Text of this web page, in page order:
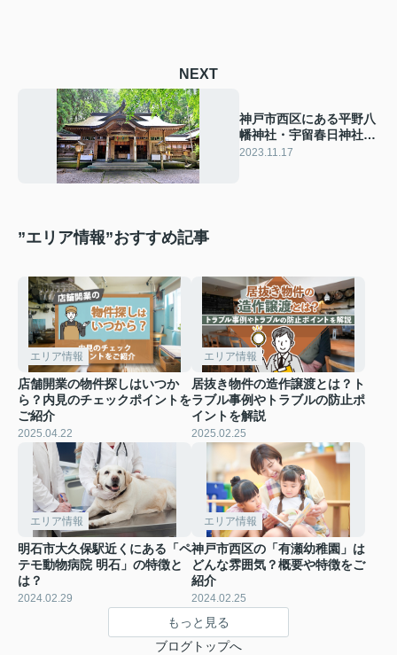
NEXT
神戸市西区にある平野八
幡神社・宇留春日神社に
ついてご紹介！
2023.11.17
”エリア情報”おすすめ記事
エリア情報
店舗開業の物件探しはいつか
ら？内見のチェックポイントを
ご紹介
2025.04.22
エリア情報
居抜き物件の造作譲渡とは？ト
ラブル事例やトラブルの防止ポ
イントを解説
2025.02.25
エリア情報
明石市大久保駅近くにある「ペ
テモ動物病院 明石」の特徴と
は？
2024.02.29
エリア情報
神戸市西区の「有瀬幼稚園」は
どんな雰囲気？概要や特徴をご
紹介
2024.02.25
もっと見る
ブログトップへ